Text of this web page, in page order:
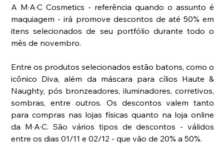
A M·A·C Cosmetics - referência quando o assunto é
maquiagem - irá promove descontos de até 50% em
itens selecionados de seu portfólio durante todo o
mês de novembro.
Entre os produtos selecionados estão batons, como o
icônico Diva, além da máscara para cílios Haute &
Naughty, pós bronzeadores, iluminadores, corretivos,
sombras, entre outros. Os descontos valem tanto
para compras nas lojas físicas quanto na loja online
da M·A·C. São vários tipos de descontos - válidos
entre os dias 01/11 e 02/12 - que vão de 20% a 50%.